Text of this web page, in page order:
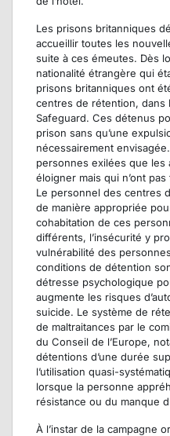
Les prisons britanniques
accueillir toutes les
suite à ces émeutes. Dès
nationalité étrangère qui
prisons britanniques ont
centres de rétention, dans
Safeguard. Ces détenus
prison sans qu’une
nécessairement
personnes exilées que
éloigner mais qui n’ont
Le personnel des centres
de manière appropriée
cohabitation de ces
différents, l’insécurité y
vulnérabilité des
conditions de détention
détresse psychologique
augmente les risques
suicide. Le système de
de maltraitances par le
du Conseil de l’Europe,
détentions d’une durée
l’utilisation quasi-
lorsque la personne
résistance ou du manque
À l’instar de la campagne